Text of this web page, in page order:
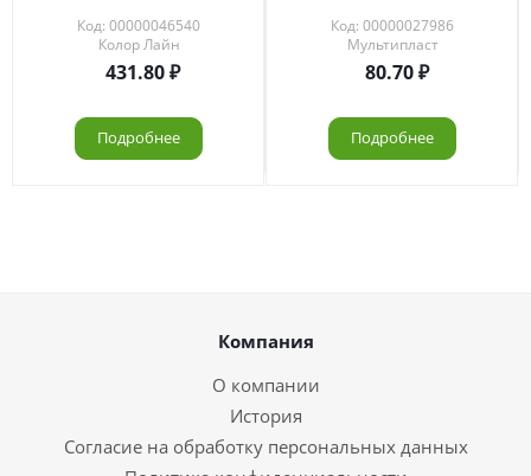
Код: 00000046540
Колор Лайн
431.80
Подробнее
Код: 00000027986
Мультипласт
80.70
Подробнее
Компания
О компании
История
Согласие на обработку персональных данных